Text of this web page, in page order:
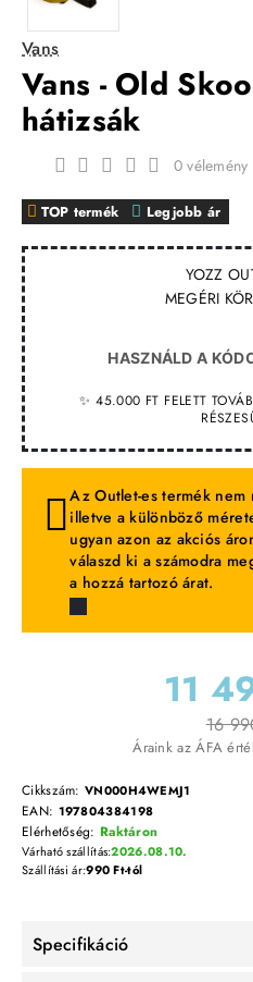
Vans
Vans - Old
hátizsák
YOZZ
MEGÉRI
HASZNÁLD A
✨ 45.000 FT FELETT
TOP termék Legjobb ár
0 vélemény
11
16
Áraink az ÁFA
Cikkszám: VN000H4WEMJ1
EAN: 197804384198
Elérhetőség: Raktáron
Várható szállítás:2026.08.10.
Szállítási ár:990 Ft-tól
Az Outlet-es termék
illetve a különböző
ugyan azon az akciós
válaszd ki a számodra
a hozzá tartozó árat.
Specifikáció